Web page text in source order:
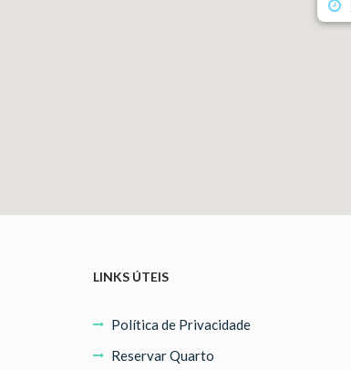
LINKS ÚTEIS
Política de Privacidade
Reservar Quarto